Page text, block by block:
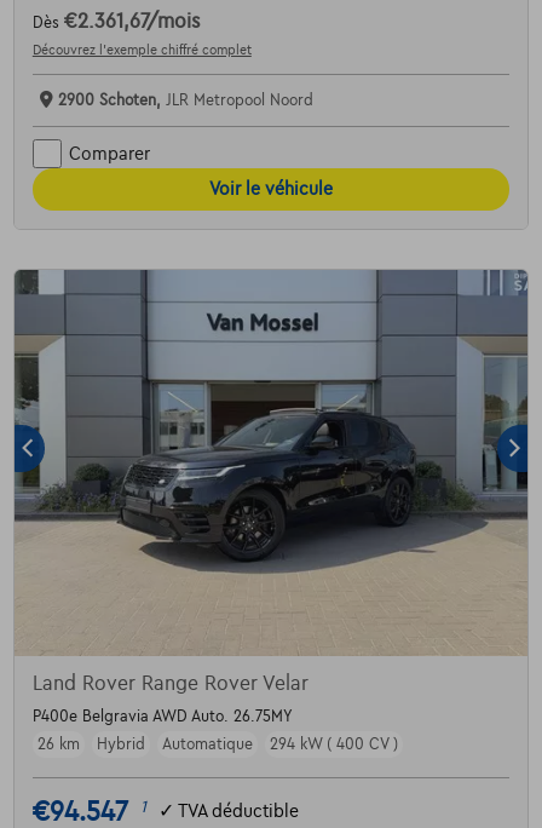
Dès €2.361,67/mois
Découvrez l’exemple chiffré complet
2900 Schoten, JLR Metropool Noord
Comparer
Voir le véhicule
Land Rover Range Rover Velar
P400e Belgravia AWD Auto. 26.75MY
26 km
Hybrid Automatique 294 kW ( 400 CV )
€94.547 1 ✓ TVA déductible